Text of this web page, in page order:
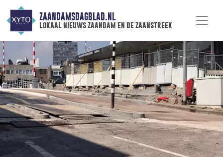
ZAANDAMSDAGBLAD.NL
lokaal nieuws zaandam en de zaanstreek